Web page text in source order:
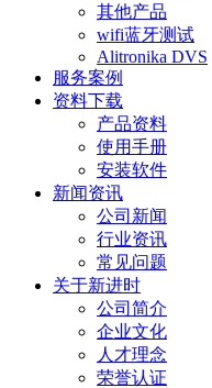
其他产品
wifi蓝牙测试
Alitronika DVS
服务案例
资料下载
产品资料
使用手册
安装软件
新闻资讯
公司新闻
行业资讯
常见问题
关于新进时
公司简介
企业文化
人才理念
荣誉认证